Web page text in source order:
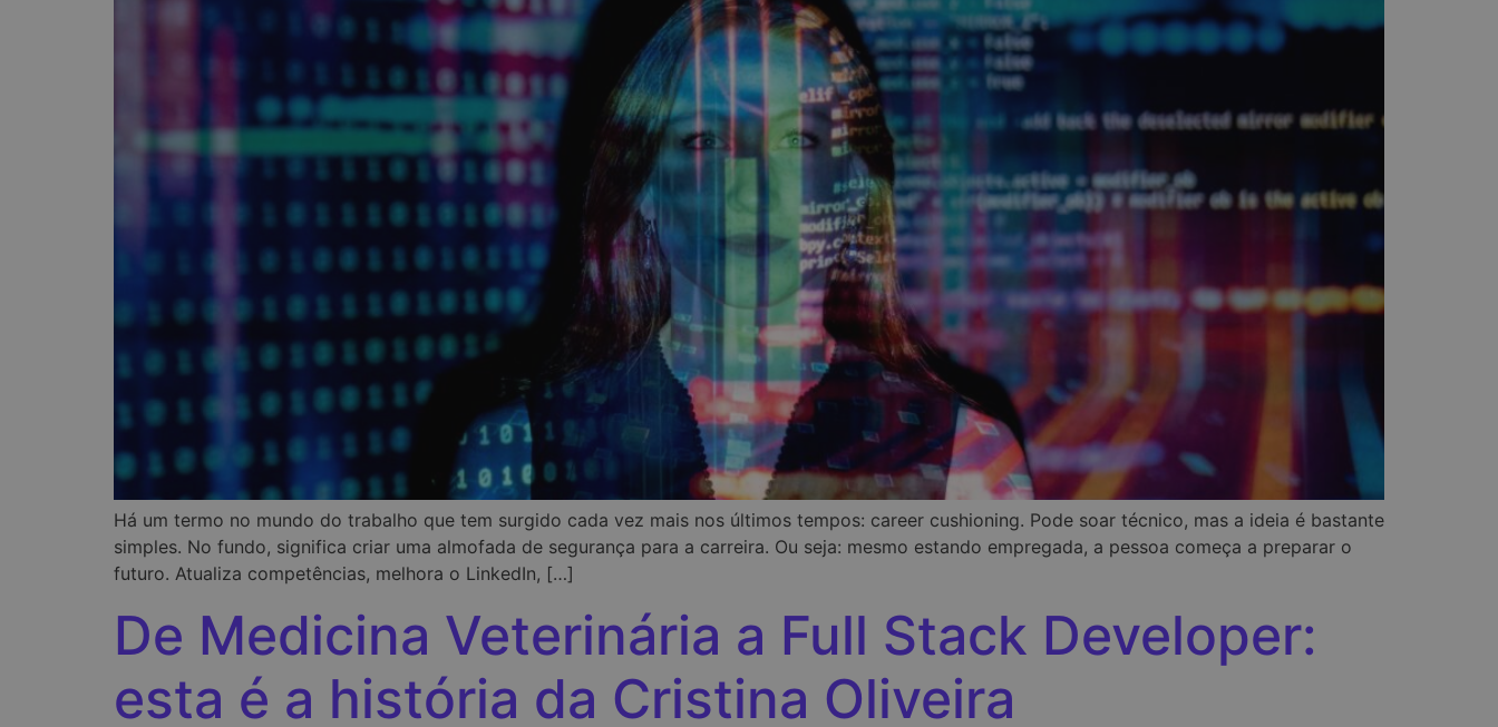
Há um termo no mundo do trabalho que tem surgido cada vez mais nos últimos tempos: career cushioning. Pode soar técnico, mas a ideia é bastante
simples. No fundo, significa criar uma almofada de segurança para a carreira. Ou seja: mesmo estando empregada, a pessoa começa a preparar o
futuro. Atualiza competências, melhora o LinkedIn, […]
De Medicina Veterinária a Full Stack Developer:
esta é a história da Cristina Oliveira